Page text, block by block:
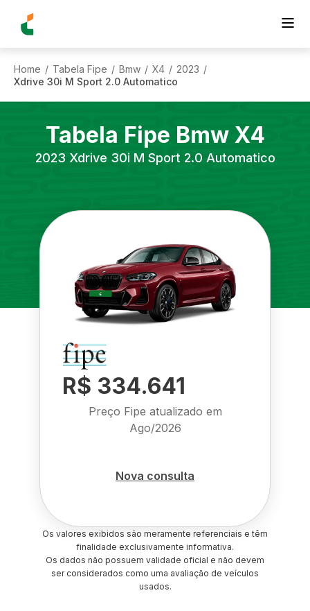
Home / Tabela Fipe / Bmw / X4 / 2023 /
Xdrive 30i M Sport 2.0 Automatico
Tabela Fipe Bmw X4
2023 Xdrive 30i M Sport 2.0 Automatico
R$ 334.641
Preço Fipe atualizado em
Ago/2026
Nova consulta
Os valores exibidos são meramente referenciais e têm
finalidade exclusivamente informativa.
Os dados não possuem validade oficial e não devem
ser considerados como uma avaliação de veículos
usados.